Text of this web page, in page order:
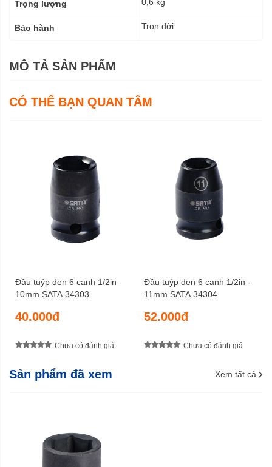
Trọng lượng
Bảo hành Trọn đời
MÔ TẢ SẢN PHẨM
CÓ THỂ BẠN QUAN TÂM
Đầu tuýp đen 6 cạnh 1/2in -
10mm SATA 34303
40.000đ
Chưa có đánh giá
Đầu tuýp đen 6 cạnh 1/2in -
11mm SATA 34304
52.000đ
Chưa có đánh giá
Sản phẩm đã xem Xem tất cả